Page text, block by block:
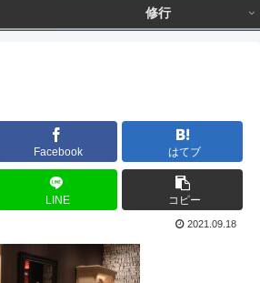
修行
Facebook はてブ
LINE コピー
2021.09.18